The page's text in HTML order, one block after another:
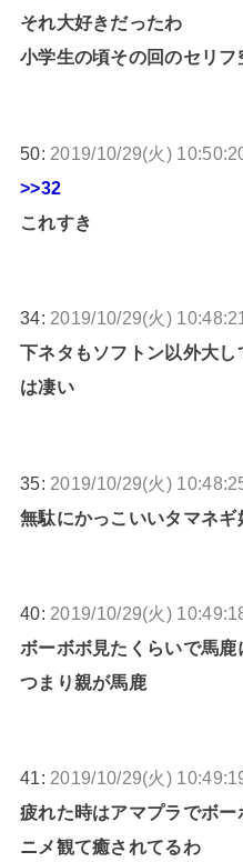
それ大好きだったわ
小学生の頃その回のセリフ
50: 2019/10/29(火)
>>32
これすき
34: 2019/10/29(火)
下ネタもソフトン以外大
は凄い
35: 2019/10/29(火)
無駄にかっこいいタマネギ
40: 2019/10/29(火)
ボーボボ見たくらいで馬
つまり親が馬鹿
41: 2019/10/29(火)
疲れた時はアマプラでボ
ニメ観て癒されてるわ